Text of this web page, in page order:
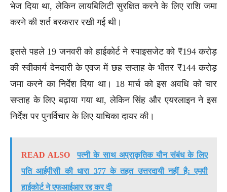
भेज दिया था, लेकिन लायबिलिटी सुरक्षित करने के लिए राशि जमा
करने की शर्त बरकरार रखी गई थी।
इससे पहले 19 जनवरी को हाईकोर्ट ने स्पाइसजेट को ₹194 करोड़
की स्वीकार्य देनदारी के एवज में छह सप्ताह के भीतर ₹144 करोड़
जमा करने का निर्देश दिया था। 18 मार्च को इस अवधि को चार
सप्ताह के लिए बढ़ाया गया था, लेकिन सिंह और एयरलाइन ने इस
निर्देश पर पुनर्विचार के लिए याचिका दायर की।
READ ALSO
पत्नी के साथ अप्राकृतिक यौन संबंध के लिए
पति आईपीसी की धारा 377 के तहत उत्तरदायी नहीं है: एमपी
हाईकोर्ट ने एफआईआर रद्द कर दी